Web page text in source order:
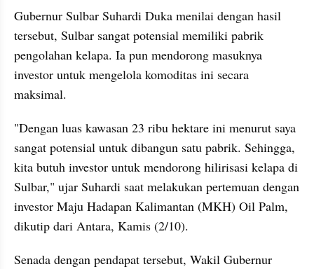
Gubernur Sulbar Suhardi Duka menilai dengan hasil
tersebut, Sulbar sangat potensial memiliki pabrik
pengolahan kelapa. Ia pun mendorong masuknya
investor untuk mengelola komoditas ini secara
maksimal.
"Dengan luas kawasan 23 ribu hektare ini menurut saya
sangat potensial untuk dibangun satu pabrik. Sehingga,
kita butuh investor untuk mendorong hilirisasi kelapa di
Sulbar," ujar Suhardi saat melakukan pertemuan dengan
investor Maju Hadapan Kalimantan (MKH) Oil Palm,
dikutip dari Antara, Kamis (2/10).
Senada dengan pendapat tersebut, Wakil Gubernur